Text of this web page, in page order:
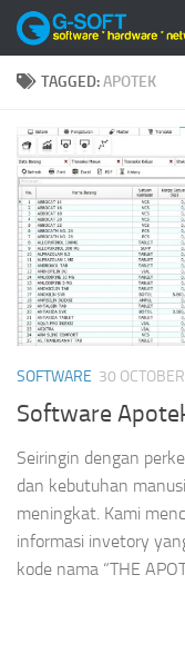
Skip to content
TAGGED:APOTEK
SOFTWARE 30
Software
Seiringin dengan
dan kebutuhan
meningkat. Kami
informasi invetory
kode nama “THE